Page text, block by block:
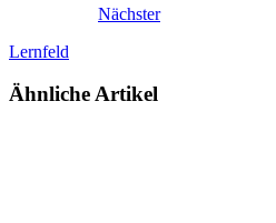
Nächster
Lernfeld
Ähnliche Artikel